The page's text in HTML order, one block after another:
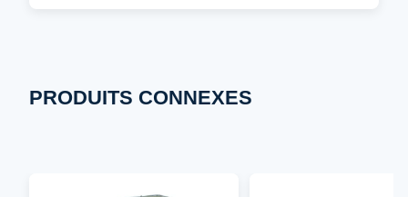
PRODUITS CONNEXES